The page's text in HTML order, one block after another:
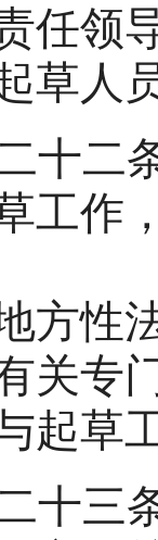
任领
草人
二
工作
性法
关专
起草
三